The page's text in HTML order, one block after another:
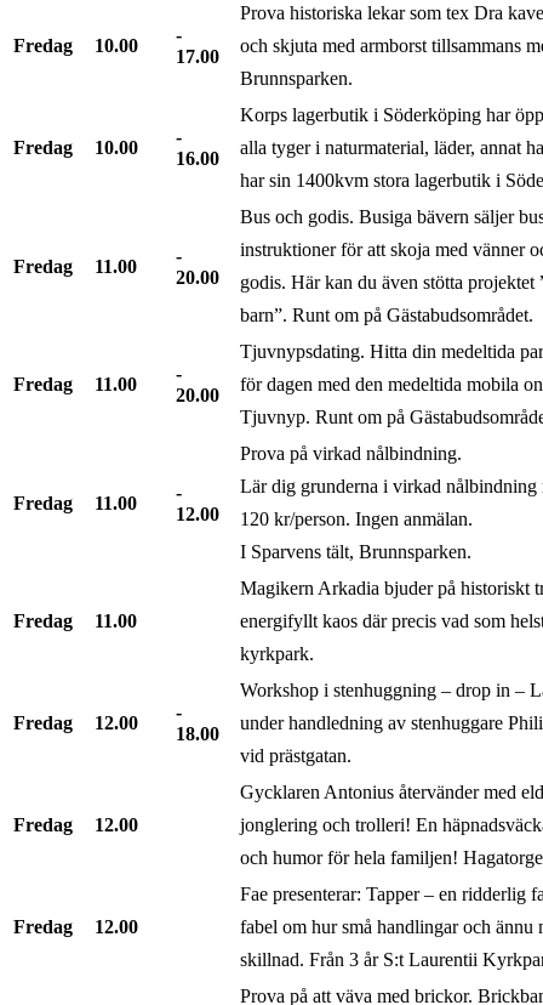
Fredag 10.00
17.00
Prova historiska lekar som tex Dra
och skjuta med armborst tillsammans
Brunnsparken.
Fredag 10.00
16.00
Korps lagerbutik i Söderköping har
alla tyger i naturmaterial, läder, annat
har sin 1400kvm stora lagerbutik i
Fredag 11.00
20.00
Bus och godis. Busiga bävern säljer
instruktioner för att skoja med vänner
godis. Här kan du även stötta
barn”. Runt om på Gästabudsområdet.
Fredag 11.00
20.00
Tjuvnypsdating. Hitta din medeltida
för dagen med den medeltida mobila
Tjuvnyp. Runt om på
Fredag 11.00
12.00
Prova på virkad nålbindning.
Lär dig grunderna i virkad nålbindning
120 kr/person. Ingen anmälan.
I Sparvens tält, Brunnsparken.
Fredag 11.00
Magikern Arkadia bjuder på historiskt
energifyllt kaos där precis vad som
kyrkpark.
Fredag 12.00
18.00
Workshop i stenhuggning – drop in –
under handledning av stenhuggare
vid prästgatan.
Fredag 12.00
Gycklaren Antonius återvänder med
jonglering och trolleri! En
och humor för hela familjen!
Fredag 12.00
Fae presenterar: Tapper – en ridderlig
fabel om hur små handlingar och ännu
skillnad. Från 3 år S:t Laurentii
Prova på att väva med brickor.